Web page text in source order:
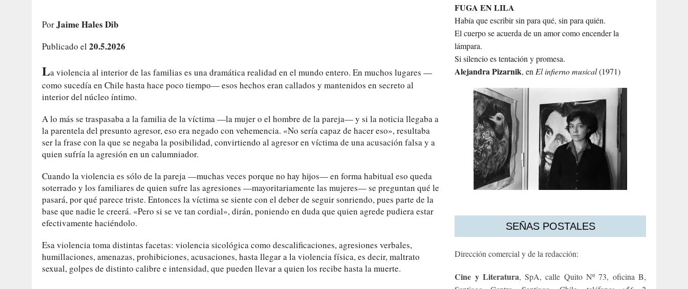
PorJaime Hales Dib
Publicado el 20.5.2026
La violencia al interior de las familias es una dramática realidad en el mundo entero. En muchos lugares —
como sucedía en Chile hasta hace poco tiempo— esos hechos eran callados y mantenidos en secreto al
interior del núcleo íntimo.
A lo más se traspasaba a la familia de la víctima —la mujer o el hombre de la pareja— y si la noticia llegaba a
la parentela del presunto agresor, eso era negado con vehemencia. «No sería capaz de hacer eso», resultaba
ser la frase con la que se negaba la posibilidad, convirtiendo al agresor en víctima de una acusación falsa y a
quien sufría la agresión en un calumniador.
Cuando la violencia es sólo de la pareja —muchas veces porque no hay hijos— en forma habitual eso queda
soterrado y los familiares de quien sufre las agresiones —mayoritariamente las mujeres— se preguntan qué le
pasará, por qué parece triste. Entonces la víctima se siente con el deber de seguir sonriendo, pues parte de la
base que nadie le creerá. «Pero si se ve tan cordial», dirán, poniendo en duda que quien agrede pudiera estar
efectivamente haciéndolo.
Esa violencia toma distintas facetas: violencia sicológica como descalificaciones, agresiones verbales,
humillaciones, amenazas, prohibiciones, acusaciones, hasta llegar a la violencia física, es decir, maltrato
sexual, golpes de distinto calibre e intensidad, que pueden llevar a quien los recibe hasta la muerte.
FUGA EN LILA
Había que escribir sin para qué, sin para quién.
El cuerpo se acuerda de un amor como encender la
lámpara.
Si silencio es tentación y promesa.
AlejandraPizarnik, enEl infierno musical(1971)
SEÑAS POSTALES
Dirección comercial y de la redacción:
Cine y Literatura, SpA, calle Quito Nº 73, oficina B,